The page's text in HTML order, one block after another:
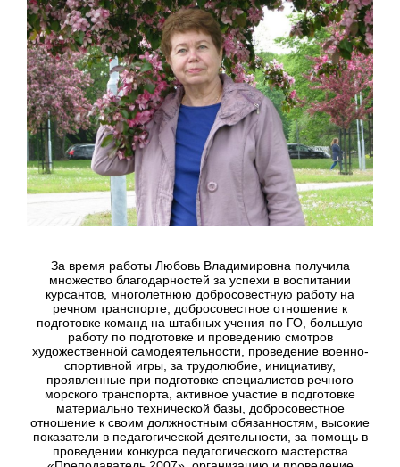
За время работы Любовь Владимировна получила
множество благодарностей за успехи в воспитании
курсантов, многолетнюю добросовестную работу на
речном транспорте, добросовестное отношение к
подготовке команд на штабных учения по ГО, большую
работу по подготовке и проведению смотров
художественной самодеятельности, проведение военно-
спортивной игры, за трудолюбие, инициативу,
проявленные при подготовке специалистов речного
морского транспорта, активное участие в подготовке
материально технической базы, добросовестное
отношение к своим должностным обязанностям, высокие
показатели в педагогической деятельности, за помощь в
проведении конкурса педагогического мастерства